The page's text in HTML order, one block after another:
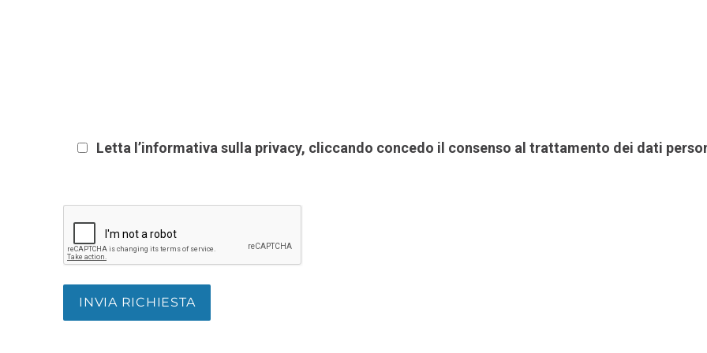
Letta l’informativa sulla privacy, cliccando concedo il consenso al trattamento dei dati